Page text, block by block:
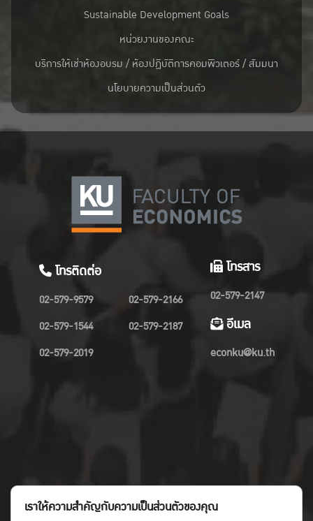
Sustainable Development Goals
หน่วยงานของคณะ
บริการให้เช่าห้องอบรม / ห้องปฏิบัติการคอมพิวเตอร์ / สัมมนา
นโยบายความเป็นส่วนตัว
โทรติดต่อ
02-579-9579
02-579-1544
02-579-2019
02-579-2166
02-579-2187
โทรสาร
02-579-2147
อีเมล
econku@ku.th
เราให้ความสำคัญกับความเป็นส่วนตัวของคุณ